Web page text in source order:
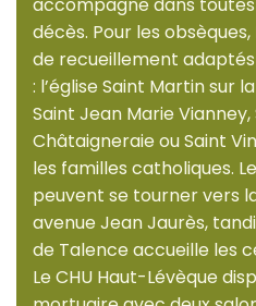
accompagne dans
décès. Pour les
de recueillement
: l’église Saint Martin sur
Saint Jean Marie
Châtaigneraie ou Saint
les familles catholiques.
peuvent se tourner vers
avenue Jean Jaurès,
de Talence accueille les
Le CHU Haut-Lévèque